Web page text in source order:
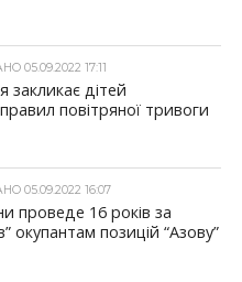
05.09.2022 17:11
закликає дітей
повітряної тривоги
05.09.2022 16:07
проведе 16 років за
окупантам позицій “Азову”